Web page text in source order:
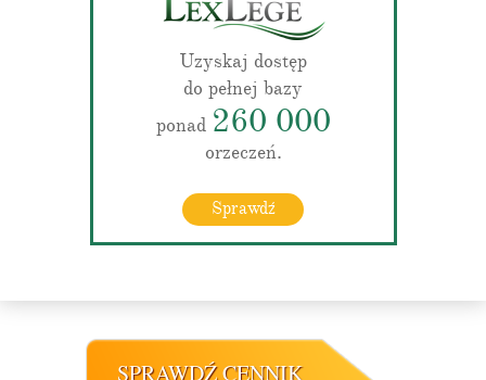
Uzyskaj dostęp
do pełnej bazy
ponad 260 000
orzeczeń.
Sprawdź
SPRAWDŹ CENNIK